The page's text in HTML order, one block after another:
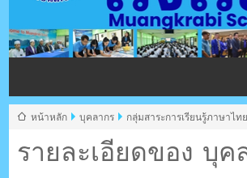
กระบี่
ตรัง ก
รายละเอียดของ บุค
หน้าหลัก บุคลากร กลุ่มสาระการเรียนรู้ภาษาไทย